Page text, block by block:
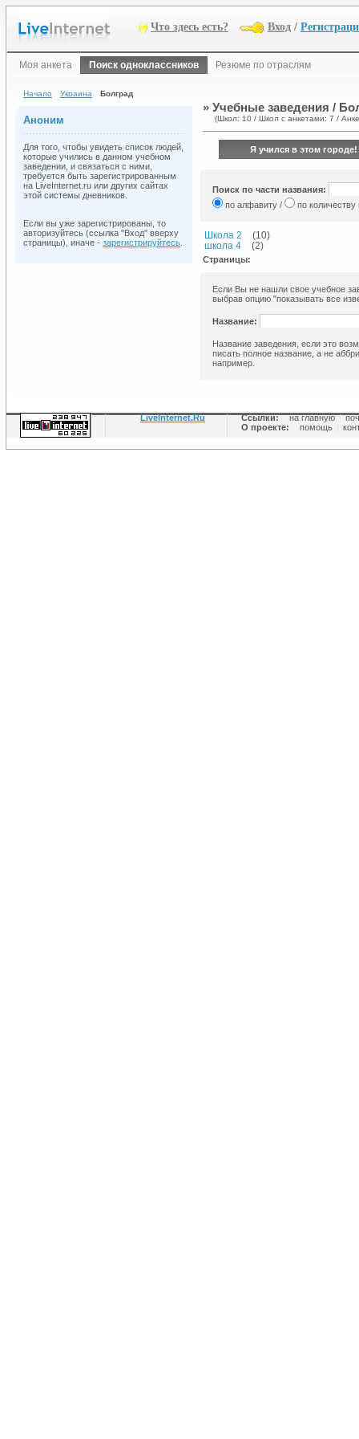
Что здесь есть? Вход /
Моя анкета Поиск одноклассников Резюме по отраслям
Начало Украина Болград
Аноним
Для того, чтобы увидеть список людей,
которые учились в данном учебном
заведении, и связаться с ними,
требуется быть зарегистрированным
на LiveInternet.ru или других сайтах
этой системы дневников.
Если вы уже зарегистрированы, то
авторизуйтесь (ссылка "Вход" вверху
страницы), иначе - зарегистрируйтесь
» Учебные заведения /
(Школ: 10 / Школ с анкетами: 7 /
Я учился в этом городе!
Поиск по части названия:
по алфавиту /
по
Школа 2
(10)
школа 4
(2)
Страницы:
Если Вы не нашли свое учебное
выбрав опцию "показывать все
Название:
Название заведения, если это
писать полное название, а не
например.
LiveInternet.Ru Ссылки: на главную |
О проекте:
помощь